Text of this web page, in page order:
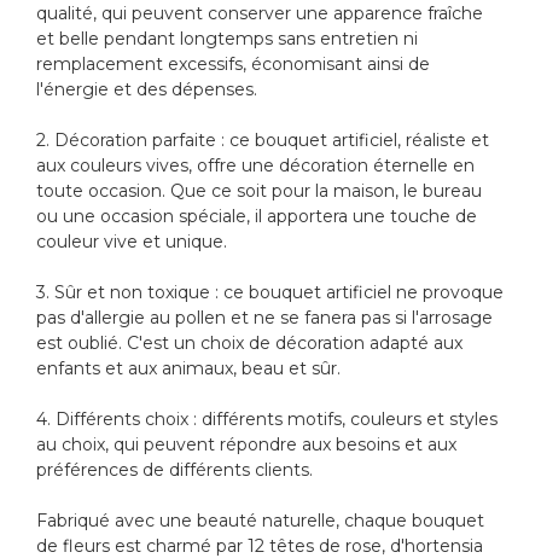
qualité, qui peuvent conserver une apparence fraîche
et belle pendant longtemps sans entretien ni
remplacement excessifs, économisant ainsi de
l'énergie et des dépenses.
2. Décoration parfaite : ce bouquet artificiel, réaliste et
aux couleurs vives, offre une décoration éternelle en
toute occasion. Que ce soit pour la maison, le bureau
ou une occasion spéciale, il apportera une touche de
couleur vive et unique.
3. Sûr et non toxique : ce bouquet artificiel ne provoque
pas d'allergie au pollen et ne se fanera pas si l'arrosage
est oublié. C'est un choix de décoration adapté aux
enfants et aux animaux, beau et sûr.
4. Différents choix : différents motifs, couleurs et styles
au choix, qui peuvent répondre aux besoins et aux
préférences de différents clients.
Fabriqué avec une beauté naturelle, chaque bouquet
de fleurs est charmé par 12 têtes de rose, d'hortensia